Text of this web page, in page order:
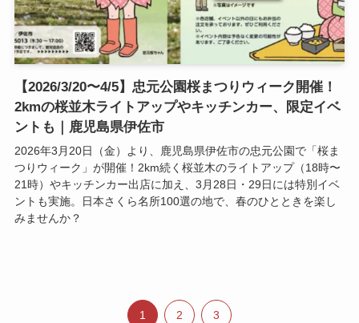
【2026/3/20〜4/5】忠元公園桜まつりウィーク開催！
2kmの桜並木ライトアップやキッチンカー、限定イベ
ントも｜鹿児島県伊佐市
2026年3月20日（金）より、鹿児島県伊佐市の忠元公園で「桜ま
つりウィーク」が開催！2km続く桜並木のライトアップ（18時〜
21時）やキッチンカー出店に加え、3月28日・29日には特別イベ
ントも実施。日本さくら名所100選の地で、春のひとときを楽し
みませんか？
1 2 3